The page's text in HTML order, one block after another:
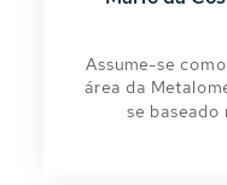
Assume-se
área da
se baseado